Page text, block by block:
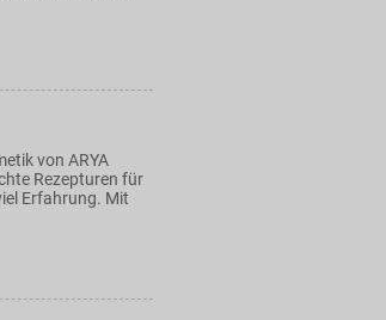
von ARYA
Rezepturen für
Erfahrung. Mit